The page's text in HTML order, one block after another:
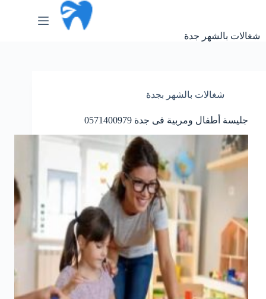
شغالات بالشهر جدة
شغالات بالشهر بجدة
جليسة أطفال ومربية فى جدة 0571400979